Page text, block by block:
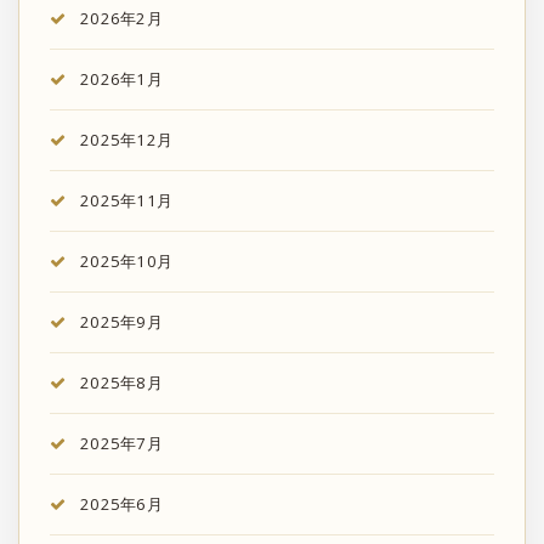
2026年2月
2026年1月
2025年12月
2025年11月
2025年10月
2025年9月
2025年8月
2025年7月
2025年6月